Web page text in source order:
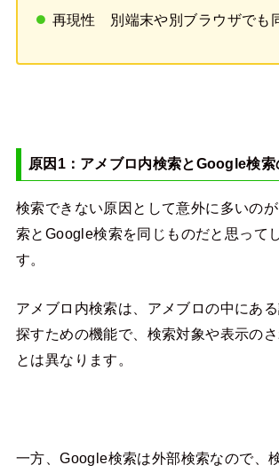
再現性 別端末や別ブラウザでも
原因1：アメブロ内検索とGoogle検索
検索できない原因として意外に多いの
索とGoogle検索を同じものだと思って
す。
アメブロ内検索は、アメブロの中にあ
探すための機能で、検索対象や表示の
とは異なります。
一方、Google検索は外部検索なので、